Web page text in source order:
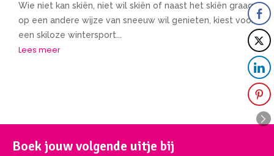
Wie niet kan skiën, niet wil skiën of naast het skiën graag
op een andere wijze van sneeuw wil genieten, kiest voor
een skiloze wintersport...
Lees meer
Boek jouw volgende uitje bij